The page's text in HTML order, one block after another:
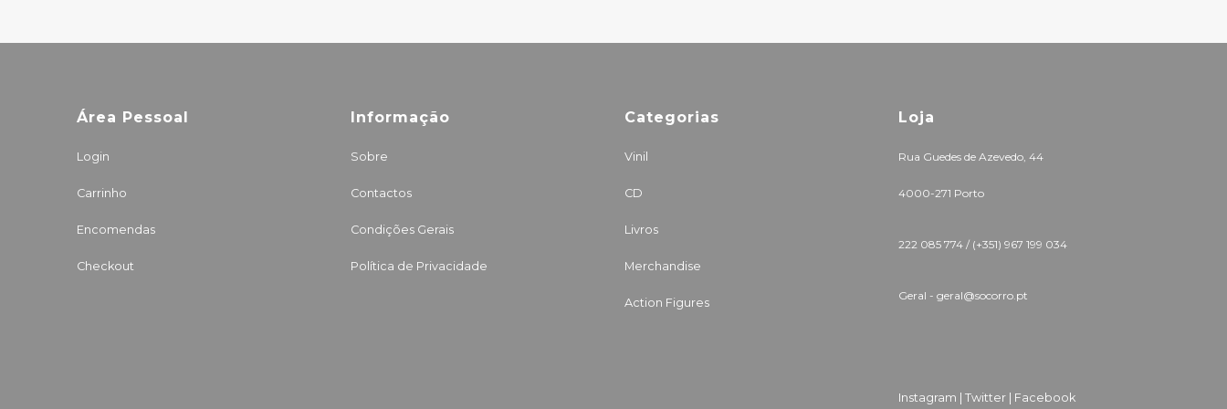
Área Pessoal
Login
Carrinho
Encomendas
Checkout
Informação
Sobre
Contactos
Condições Gerais
Política de Privacidade
Categorias
Vinil
CD
Livros
Merchandise
Action Figures
Loja
Rua Guedes de Azevedo, 44
4000-271 Porto
222 085 774 / (+351) 967 199 034
Geral - geral@socorro.pt
Instagram | Twitter | Facebook